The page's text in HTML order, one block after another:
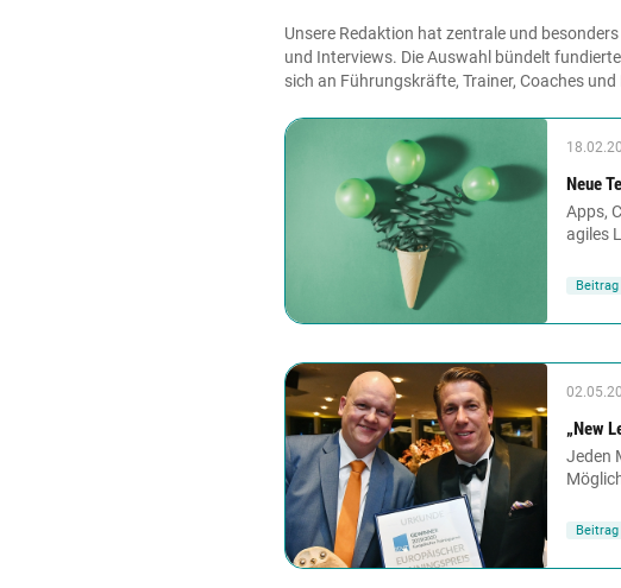
Unsere Redaktion hat zentrale und
und Interviews. Die Auswahl bündelt
sich an Führungskräfte, Trainer, Coaches
Neue
Apps,
agiles
Beitrag
„New
Jeden
Beitrag